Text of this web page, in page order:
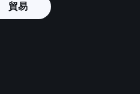
貿易